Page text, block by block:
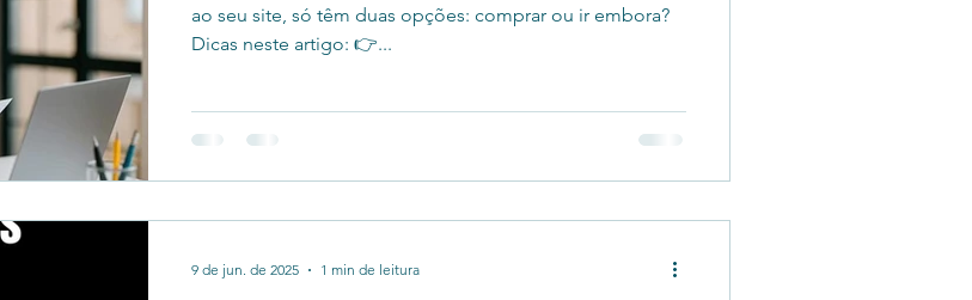
ao seu site, só têm duas opções: comprar ou ir embora?
Dicas neste artigo: 👉...
9 de jun. de 2025 1 min de leitura